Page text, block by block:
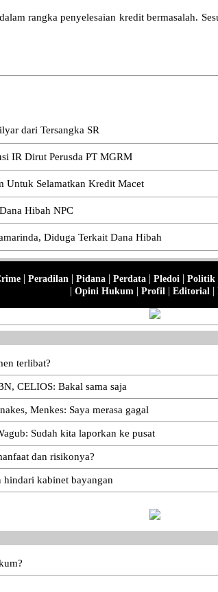
rangka penyelesaian kredit bermasalah.
dari Tersangka SR
IR Dirut Perusda PT MGRM
Untuk Selamatkan Kredit Macet
Hibah NPC
Diduga Terkait Dana Hibah
| Peradilan | Pidana| Perdata| Pledoi | Politik
| Opini Hukum | Profil | Editorial |
terlibat?
CELIOS: Bakal sama saja
Menkes: Saya merasa gagal
Sudah kita laporkan ke pusat
dan risikonya?
kabinet bayangan